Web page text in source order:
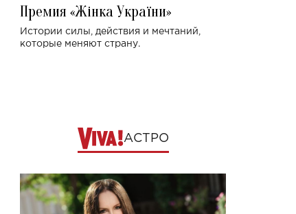
Премия «Жінка України»
Истории силы, действия и мечтаний,
которые меняют страну.
АСТРО